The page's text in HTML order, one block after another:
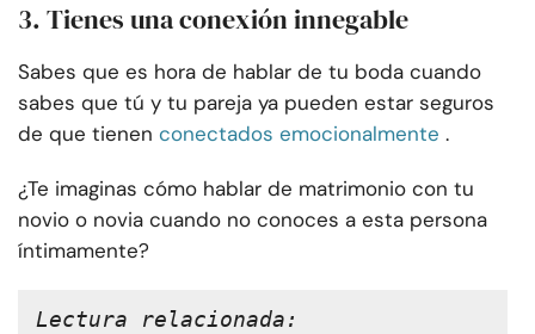
3. Tienes una conexión innegable
Sabes que es hora de hablar de tu boda cuando
sabes que tú y tu pareja ya pueden estar seguros
de que tienen conectados emocionalmente .
¿Te imaginas cómo hablar de matrimonio con tu
novio o novia cuando no conoces a esta persona
íntimamente?
Lectura relacionada: